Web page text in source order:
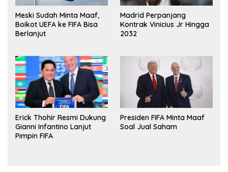
Meski Sudah Minta Maaf,
Boikot UEFA ke FIFA Bisa
Berlanjut
Madrid Perpanjang
Kontrak Vinicius Jr Hingga
2032
Erick Thohir Resmi Dukung
Gianni Infantino Lanjut
Pimpin FIFA
Presiden FIFA Minta Maaf
Soal Jual Saham